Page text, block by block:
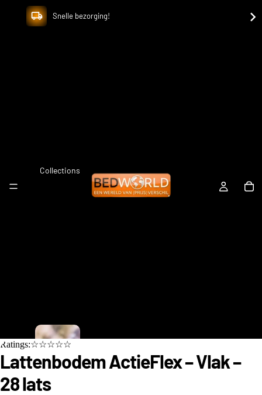
Snelle bezorging!
Collections
n
Ratings:☆☆☆☆☆
Lattenbodem ActieFlex – Vlak –
28 lats